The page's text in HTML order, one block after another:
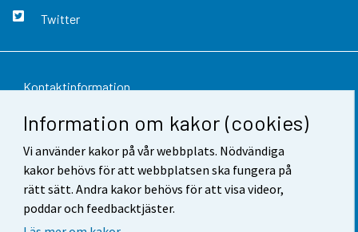
Information om kakor (cookies)
Vi använder kakor på vår webbplats. Nödvändiga
kakor behövs för att webbplatsen ska fungera på
rätt sätt. Andra kakor behövs för att visa videor,
poddar och feedbacktjäster.
Twitter
Kontaktinformation
Respons
Användarvillkor
Dataskydd
Tillgänglighet